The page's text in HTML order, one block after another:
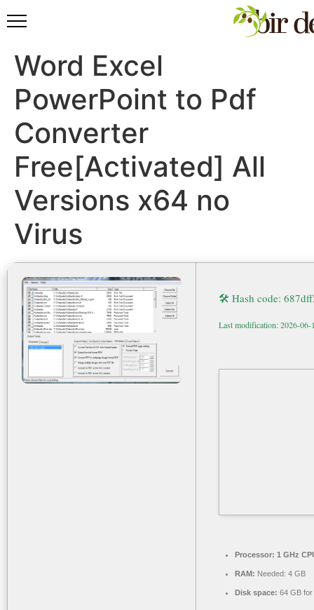
Word Excel
PowerPoint to Pdf
Converter
Free[Activated] All
Versions x64 no
Virus
🛠 Hash code:
Last modification: 2026-06-
Processor: 1 GHz
RAM: Needed: 4 GB
Disk space: 64 GB